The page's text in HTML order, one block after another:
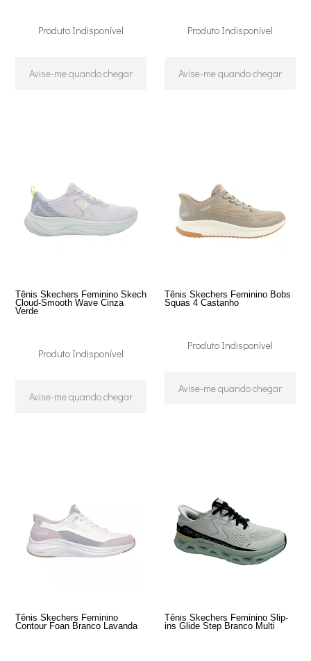
Produto Indisponível
Avise-me quando chegar
Produto Indisponível
Avise-me quando chegar
Tênis Skechers Feminino Skech
Cloud-Smooth Wave Cinza
Verde
Produto Indisponível
Avise-me quando chegar
Tênis Skechers Feminino Bobs
Squas 4 Castanho
Produto Indisponível
Avise-me quando chegar
Tênis Skechers Feminino
Contour Foan Branco Lavanda
Tênis Skechers Feminino Slip-
ins Glide Step Branco Multi